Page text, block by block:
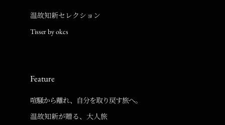
温故知新セレクション
Tisser by okcs
Feature
喧騒から離れ、自分を取り戻す旅へ。
温故知新が贈る、大人旅